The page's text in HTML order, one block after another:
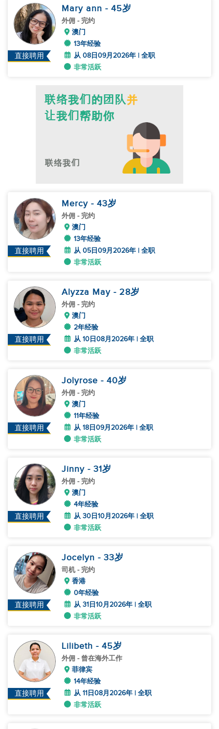
直接聘用
Mary ann - 45岁
外佣 - 完约
澳门
13年经验
从 08日09月2026年 | 全职
非常活跃
直接聘用
Mercy - 43岁
外佣 - 完约
澳门
13年经验
从 05日09月2026年 | 全职
非常活跃
直接聘用
Alyzza May - 28岁
外佣 - 完约
澳门
2年经验
从 10日08月2026年 | 全职
非常活跃
直接聘用
Jolyrose - 40岁
外佣 - 完约
澳门
11年经验
从 18日09月2026年 | 全职
非常活跃
直接聘用
Jinny - 31岁
外佣 - 完约
澳门
4年经验
从 30日10月2026年 | 全职
非常活跃
直接聘用
Jocelyn - 33岁
司机- 完约
香港
0年经验
从 31日10月2026年 | 全职
非常活跃
直接聘用
Lilibeth - 45岁
外佣 - 曾在海外工作
菲律宾
14年经验
从 11日08月2026年 | 全职
非常活跃